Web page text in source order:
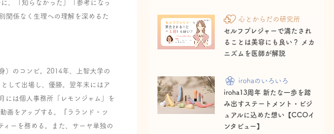
、「知らなかった」「参考になっ
関係なく生理への理解を深めるた
）のコンビ。2014年、上智大学の
して出場し、優勝。翌年末にはア
には個人事務所「レモンジャム」を
画をアップする。『ラランド・ツ
ィーを務める。また、サーヤ単独の
心とからだの研究所
セルフプレジャーで満たされ
ることは美容にも良い？ メカ
ニズムを医師が解説
irohaのいろいろ
iroha13周年 新たな一歩を踏
み出すステートメント・ビジ
ュアルに込めた想い【CCOイ
ンタビュー】